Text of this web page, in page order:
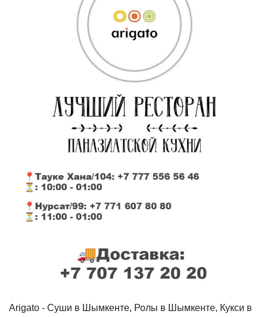
Arigato - Cуши в Шымкенте, Ролы в Шымкенте, Кукси в